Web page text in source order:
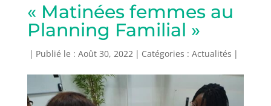
« Matinées femmes au
Planning Familial »
| Publié le : Août 30, 2022 | Catégories : Actualités |